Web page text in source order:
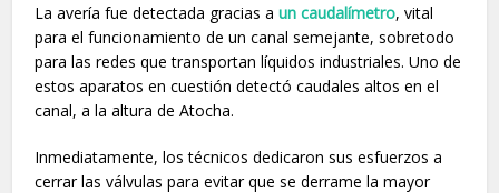
La avería fue detectada gracias aun caudalímetro, vital
para el funcionamiento de un canal semejante, sobretodo
para las redes que transportan líquidos industriales. Uno de
estos aparatos en cuestión detectó caudales altos en el
canal, a la altura de Atocha.
Inmediatamente, los técnicos dedicaron sus esfuerzos a
cerrar las válvulas para evitar que se derrame la mayor